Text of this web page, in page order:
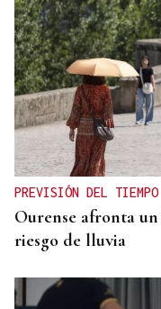
SUB-10 FEMENINA
La ourensana
Campeonato de
PREVISIÓN DEL TIEMPO
Ourense afronta
riesgo de lluvia